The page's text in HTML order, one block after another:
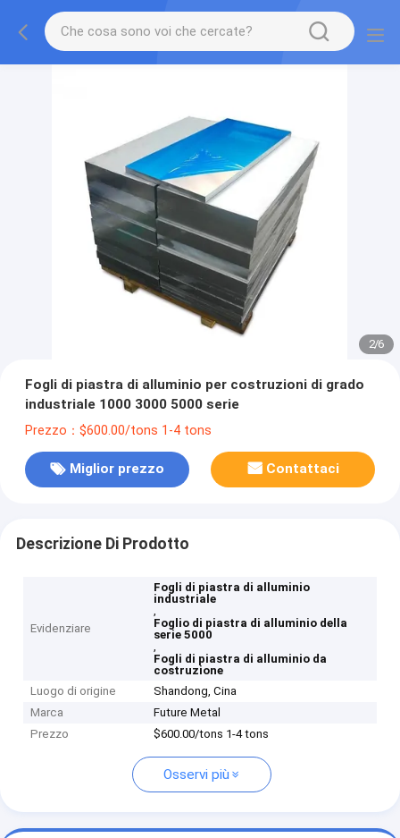
2/6
Fogli di piastra di alluminio per costruzioni di grado
industriale 1000 3000 5000 serie
Prezzo：$600.00/tons 1-4 tons
Miglior prezzo Contattaci
Descrizione Di Prodotto
Evidenziare
Fogli di piastra di alluminio
industriale
,
Foglio di piastra di alluminio della
serie 5000
,
Fogli di piastra di alluminio da
costruzione
Luogo di origine
Shandong, Cina
Marca
Future Metal
Prezzo
$600.00/tons 1-4 tons
Osservi più